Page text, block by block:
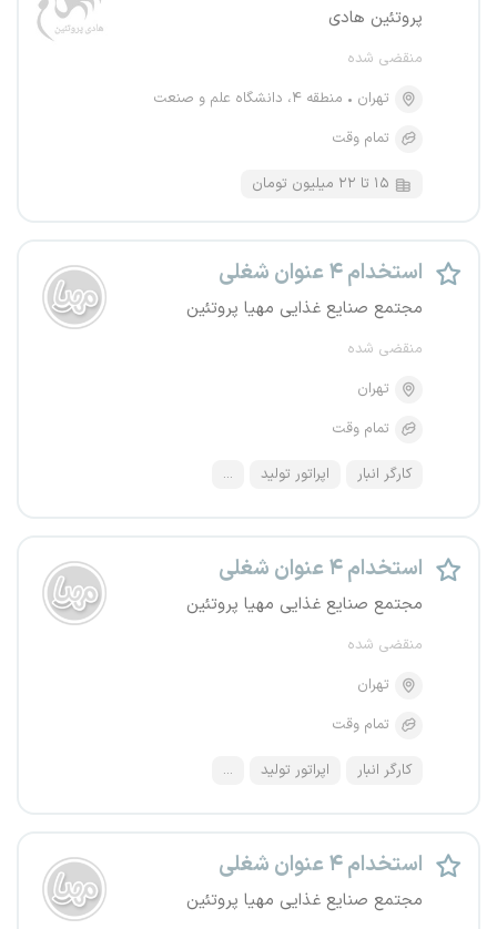
پروتئین هادی
منقضی شده
تهران
منطقه ۴، دانشگاه علم و صنعت
تمام وقت
۱۵ تا ۲۲ میلیون تومان
استخدام ۴ عنوان شغلی
مجتمع صنایع غذایی مهیا پروتئین
منقضی شده
تهران
تمام وقت
کارگر انبار اپراتور تولید ...
استخدام ۴ عنوان شغلی
مجتمع صنایع غذایی مهیا پروتئین
منقضی شده
تهران
تمام وقت
کارگر انبار اپراتور تولید ...
استخدام ۴ عنوان شغلی
مجتمع صنایع غذایی مهیا پروتئین